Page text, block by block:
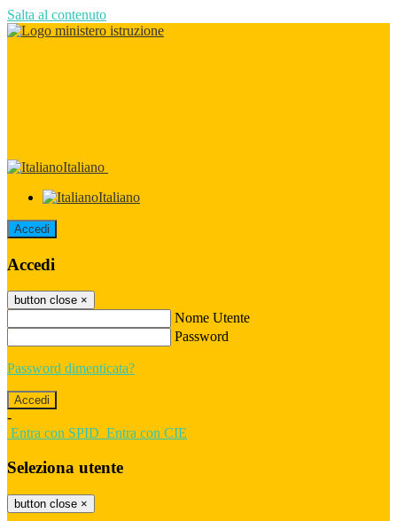
Salta al contenuto
Italiano
Italiano
Accedi
Accedi
button close ×
Nome Utente
Password
Password dimenticata?
-
Entra con SPID Entra con CIE
Seleziona utente
button close ×